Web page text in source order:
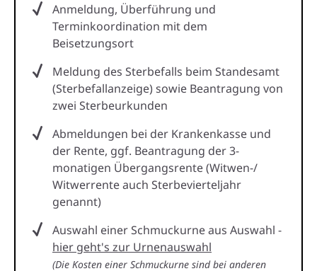
Anmeldung, Überführung und
Terminkoordination mit dem
Beisetzungsort
Meldung des Sterbefalls beim Standesamt
(Sterbefallanzeige) sowie Beantragung von
zwei Sterbeurkunden
Abmeldungen bei der Krankenkasse und
der Rente, ggf. Beantragung der 3-
monatigen Übergangsrente (Witwen-/
Witwerrente auch Sterbevierteljahr
genannt)
Auswahl einer Schmuckurne aus Auswahl -
hier geht's zur Urnenauswahl
(Die Kosten einer Schmuckurne sind bei anderen